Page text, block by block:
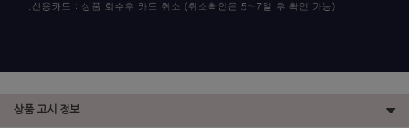
상품 고시 정보